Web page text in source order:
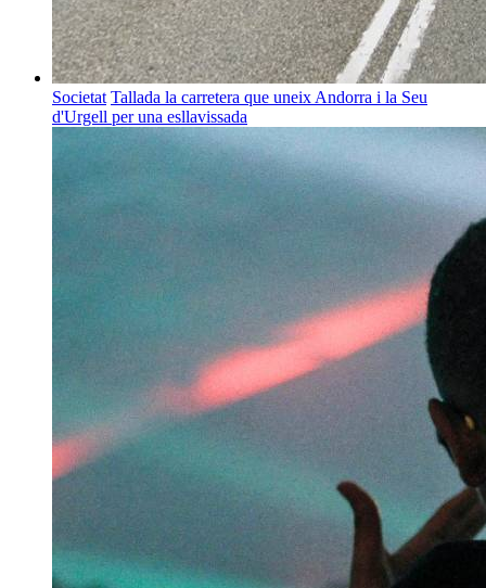
Societat Tallada la carretera que uneix Andorra i la Seu
d'Urgell per una esllavissada